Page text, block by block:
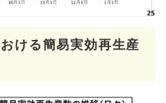
ける簡易実効再生産